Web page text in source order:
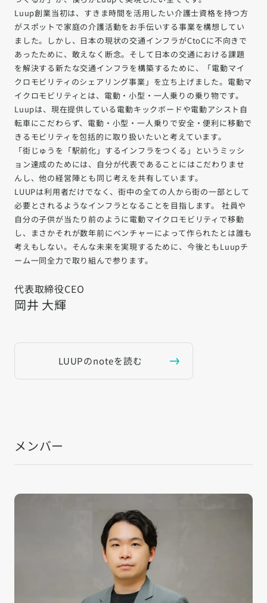
Luup創業当初は、すきま時間を活用したい介護士資格を持つ方
がスポットで家庭の介護活動をお手伝いする事業を構想してい
ました。しかし、日本の現状の交通インフラがCtoCに不向きで
あったために、敢えなく断念。そして日本の交通における課題
を解決する新たな交通インフラを構築するために、「電動マイ
クロモビリティのシェアリング事業」を立ち上げました。電動マ
イクロモビリティとは、電動・小型・一人乗りの乗り物です。
Luupは、現在提供している電動キックボードや電動アシスト自
転車にこだわらず、電動・小型・一人乗りで安全・便利に移動で
きるモビリティを包括的に取り扱いたいと考えています。
「街じゅうを「駅前化」するインフラをつくる」というミッシ
ョン達成のためには、自分が代表であることにはこだわりませ
んし、他の経営陣とも同じ考えを共有しています。
LUUPは利用者だけでなく、街中の全ての人から街の一部として
必要とされるようなインフラとなることを目指します。 社員や
自分の子供が当たり前のように電動マイクロモビリティで移動
し、まさかそれが数年前にベンチャーによって作られたとは誰も
考えもしない。そんな未来を実現するために、今後ともLuupチ
ーム一同全力で取り組んで参ります。
代表取締役CEO
岡井 大輝
LUUPのnoteを読む
メンバー